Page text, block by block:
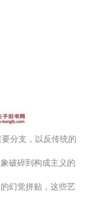
分支，以反传统的
破碎到构成主义的
幻觉拼贴，这些艺